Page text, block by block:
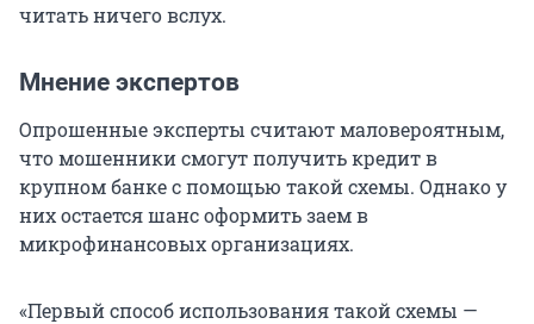
читать ничего вслух.
Мнение экспертов
Опрошенные эксперты считают маловероятным,
что мошенники смогут получить кредит в
крупном банке с помощью такой схемы. Однако у
них остается шанс оформить заем в
микрофинансовых организациях.
«Первый способ использования такой схемы —